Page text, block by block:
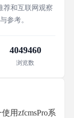
荐和互联网观察
参考。
4049460
浏览数
用zfcmsPro系